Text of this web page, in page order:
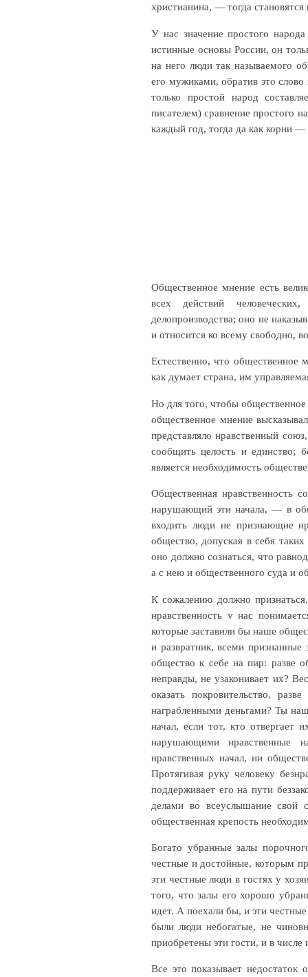
христианина, — тогда
У нас значение простого
истинные основы России, он
на него люди так называемого
его мужиками, обратив это
только простой народ
писателем) сравнение простого
каждый год, тогда да как корни
Общественное мнение есть
всех действий
делопроизводства; оно не
и относится ко всему свободно,
Естественно, что общественное
как думает страна, им
Но для того, чтобы
общественное мнение
представляло нравственный
сообщить целость и единство;
является необходимость
Общественная нравственность
нарушающий эти начала, — в
входить люди не признающие
общество, допуская в себя
оно должно сознаться, что
а с нею и общественного суда и
К сожалению должно
нравственность v нас
которые заставили бы наше
и развратник, всеми
общество к себе на пир: разве
неправды, не узаконивает их?
оказать покровительство,
награбленными деньгами? Ты
начал, если тот, кто
нарушающими нравственные
нравственных начал, ни
Протягивая руку человеку
поддерживает его на пути
делами во всеуслышание свой
общественная крепость
Богато убранные залы
честные и достойные, которым
эти честные люди в гостях у
того, что залы его хорошо
идет. А поехали бы, и эти
были люди небогатые, не
приобретены эти гости, и в
Все это показывает